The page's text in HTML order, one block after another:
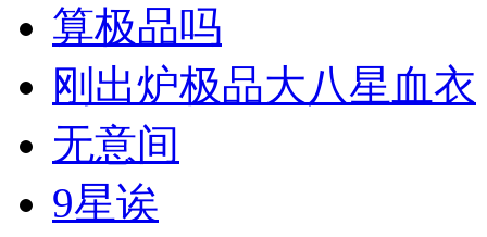
算极品吗
刚出炉极品大八星血衣
无意间
9星诶